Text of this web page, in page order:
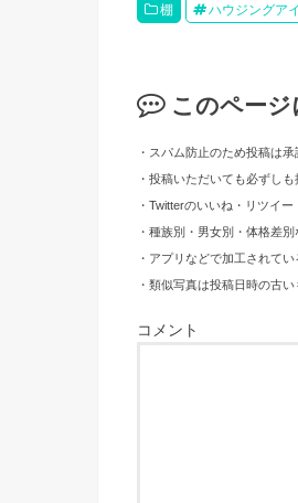
棚 ハウジングア
このペー
・スパム防止のため投稿は承
・投稿いただいても必ずし
・Twitterのいいね・リツイ
・種族別・男女別・体格差別
・アプリなどで加工されて
・類似写真は投稿日時の古
コメント